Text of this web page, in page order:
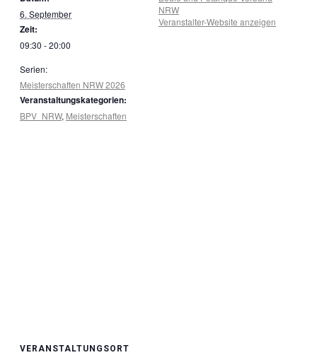
6. September
Zeit:
09:30 - 20:00
Serien:
Meisterschaften NRW 2026
Veranstaltungskategorien:
BPV_NRW, Meisterschaften
NRW
Veranstalter-Website anzeigen
VERANSTALTUNGSORT